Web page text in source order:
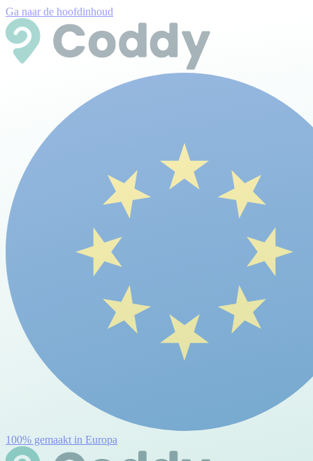
Ga naar de hoofdinhoud
100% gemaakt in Europa